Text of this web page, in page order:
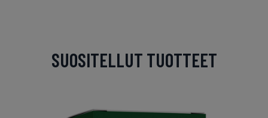
SUOSITELLUT TUOTTEET